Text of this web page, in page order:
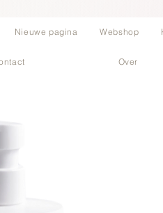
Nieuwe pagina Webshop
Over